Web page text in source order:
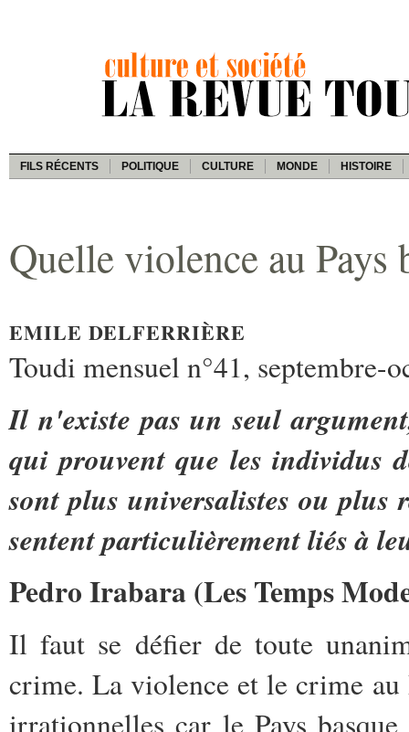
FILS RÉCENTS POLITIQUE CULTURE MONDE HISTOIRE
Quelle violence au Pays
EMILE DELFERRIÈRE
Toudi mensuel n°41, septembre-
Il n'existe pas un seul
qui prouvent que les individus
sont plus universalistes ou plus
sentent particulièrement liés à
Pedro Irabara(Les Temps
Il faut se défier de toute
crime. La violence et le crime au
irrationnelles car le Pays